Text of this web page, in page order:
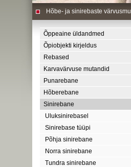
Hõbe- ja sinirebaste
Õppeaine üldandmed
Õpiobjekti kirjeldus
Rebased
Karvavärvuse mutandid
Punarebane
Hõberebane
Sinirebane
Uluksinirebasel
Sinirebase tüüpi
Põhja sinirebane
Norra sinirebane
Tundra sinirebane